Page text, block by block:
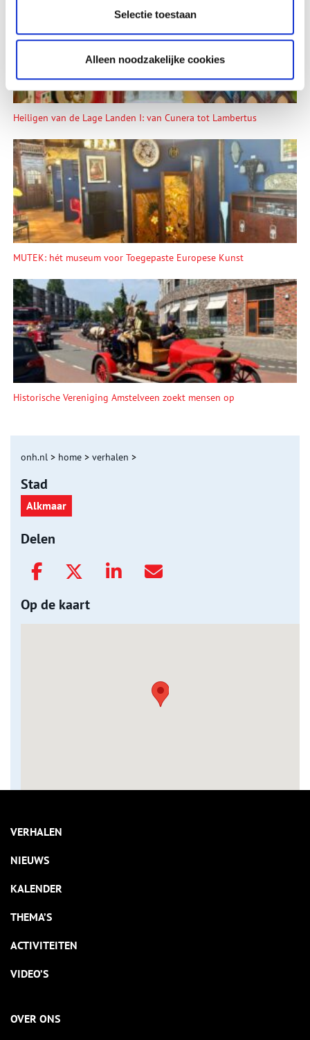
Selectie toestaan
Alleen noodzakelijke cookies
Heiligen van de Lage Landen I: van Cunera tot Lambertus
MUTEK: hét museum voor Toegepaste Europese Kunst
Historische Vereniging Amstelveen zoekt mensen op
onh.nl > home > verhalen >
Stad
Alkmaar
Delen
Op de kaart
VERHALEN
NIEUWS
KALENDER
THEMA’S
ACTIVITEITEN
VIDEO’S
OVER ONS